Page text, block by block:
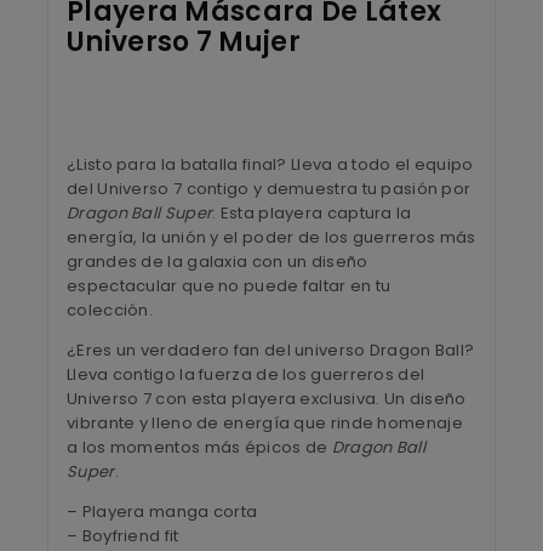
Playera Máscara De Látex
Universo 7 Mujer
¿Listo para la batalla final? Lleva a todo el equipo
del Universo 7 contigo y demuestra tu pasión por
Dragon Ball Super. Esta playera captura la
energía, la unión y el poder de los guerreros más
grandes de la galaxia con un diseño
espectacular que no puede faltar en tu
colección.
¿Eres un verdadero fan del universo Dragon Ball?
Lleva contigo la fuerza de los guerreros del
Universo 7 con esta playera exclusiva. Un diseño
vibrante y lleno de energía que rinde homenaje
a los momentos más épicos de Dragon Ball
Super.
– Playera manga corta
– Boyfriend fit